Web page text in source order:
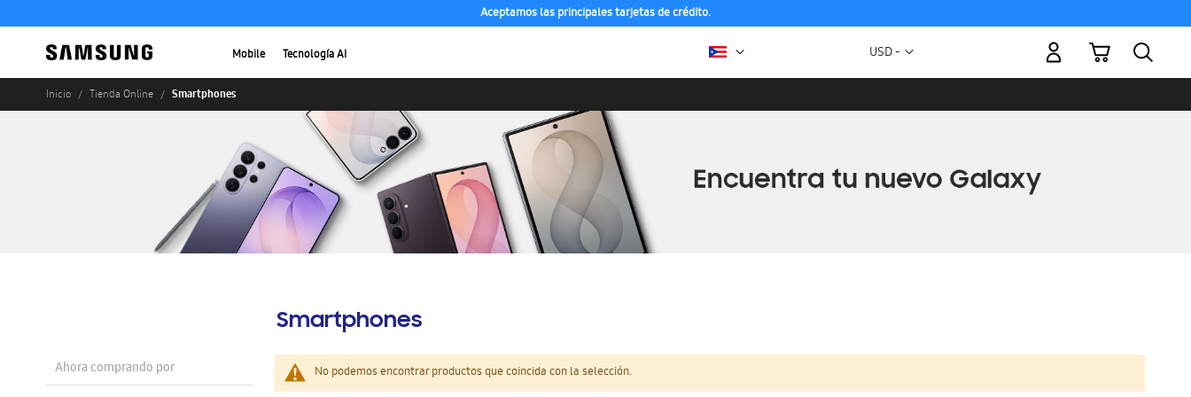
Aceptamos las principales tarjetas de crédito.
Mobile Tecnología AI Moneda
USD -
Mi carrito
Inicio Tienda Online Smartphones
Smartphones
No podemos encontrar productos que coincida con la selección.
Ahora comprando por